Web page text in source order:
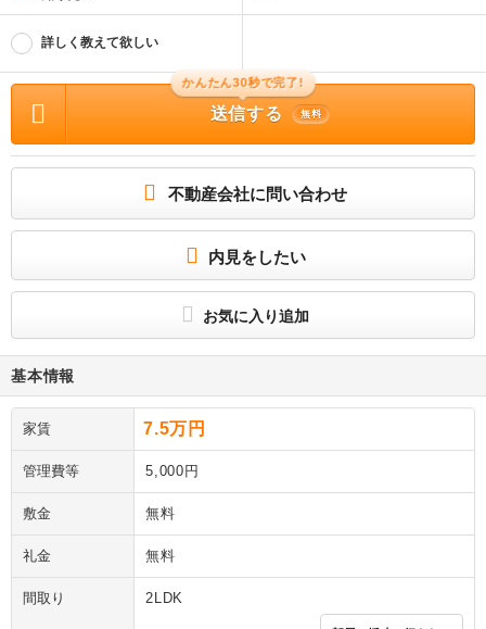
詳しく教えて欲しい
かんたん30秒で完了!
送信する 無料
不動産会社に問い合わせ
内見をしたい
お気に入り追加
基本情報
家賃 7.5万円
管理費等 5,000円
敷金 無料
礼金 無料
間取り 2LDK